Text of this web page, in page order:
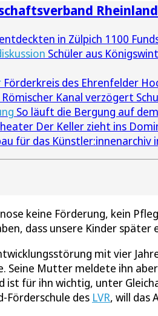
Rheinland
in Zülpich 1100
Schüler aus
Förderkreis des Ehrenfelder
Römischer Kanal verzögert
So läuft die Bergung auf
Der Keller zieht ins
für das
keine Förderung, kein
dass unsere Kinder
mit vier
Seine Mutter meldete ihn
ist für ihn wichtig, unter
Förderschule des LVR, will das